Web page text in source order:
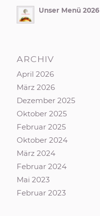
Unser Menü 2026
ARCHIV
April 2026
März 2026
Dezember 2025
Oktober 2025
Februar 2025
Oktober 2024
März 2024
Februar 2024
Mai 2023
Februar 2023